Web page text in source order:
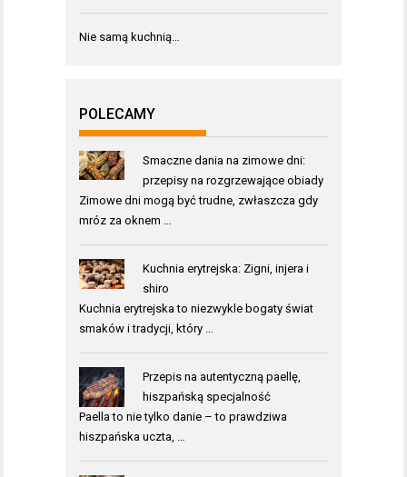
Nie samą kuchnią…
POLECAMY
Smaczne dania na zimowe dni:
przepisy na rozgrzewające obiady
Zimowe dni mogą być trudne, zwłaszcza gdy
mróz za oknem …
Kuchnia erytrejska: Zigni, injera i
shiro
Kuchnia erytrejska to niezwykle bogaty świat
smaków i tradycji, który …
Przepis na autentyczną paellę,
hiszpańską specjalność
Paella to nie tylko danie – to prawdziwa
hiszpańska uczta, …